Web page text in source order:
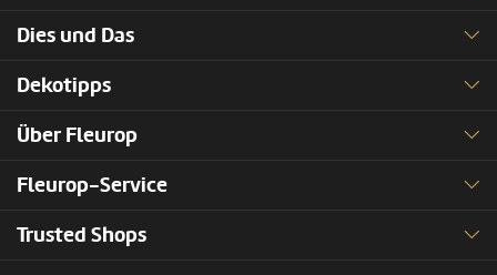
Dies und Das
Dekotipps
Über Fleurop
Fleurop-Service
Trusted Shops